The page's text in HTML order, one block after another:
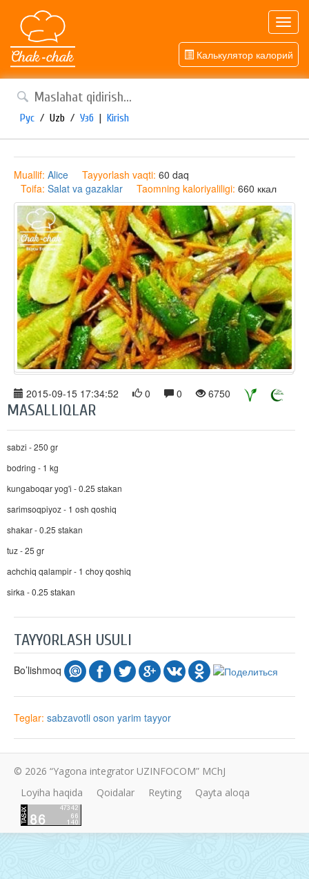
Калькулятор калорий
Рус / Uzb / Узб | Kirish
Muallif: Alice Tayyorlash vaqti: 60 daq
Toifa: Salat va gazaklar Taomning kaloriyaliligi: 660 ккал
2015-09-15 17:34:52 0 0 6750
MASALLIQLAR
sabzi - 250 gr
bodring - 1 kg
kungaboqar yog'i - 0.25 stakan
sarimsoqpiyoz - 1 osh qoshiq
shakar - 0.25 stakan
tuz - 25 gr
achchiq qalampir - 1 choy qoshiq
sirka - 0.25 stakan
TAYYORLASH USULI
Bo’lishmoq
Teglar: sabzavotli oson yarim tayyor
© 2026 “Yagona integrator UZINFOCOM” MChJ
Loyiha haqida
Qoidalar Reyting Qayta aloqa